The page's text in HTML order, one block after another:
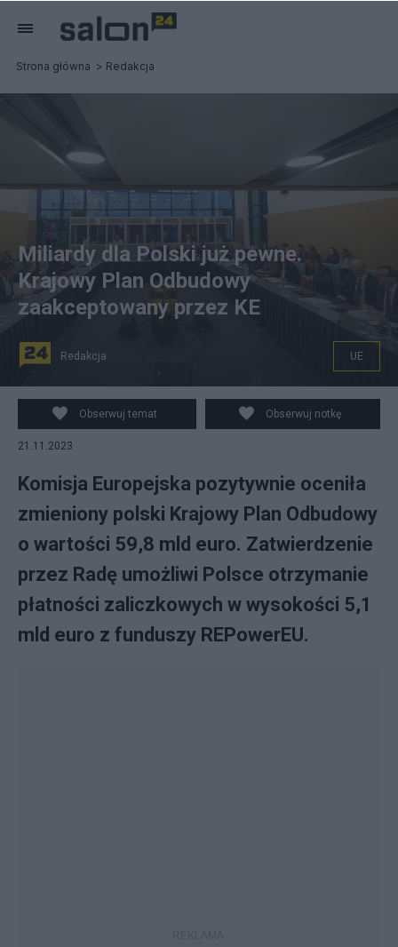
Strona główna Redakcja
zdjęcie ilustracyjne. fot. PAP/EPA/OLIVIER MATTHYS
Miliardy dla Polski już pewne.
Krajowy Plan Odbudowy
zaakceptowany przez KE
Redakcja UE
Obserwuj temat Obserwuj notkę
21.11.2023
Komisja Europejska pozytywnie oceniła
zmieniony polski Krajowy Plan Odbudowy
o wartości 59,8 mld euro. Zatwierdzenie
przez Radę umożliwi Polsce otrzymanie
płatności zaliczkowych w wysokości 5,1
mld euro z funduszy REPowerEU.